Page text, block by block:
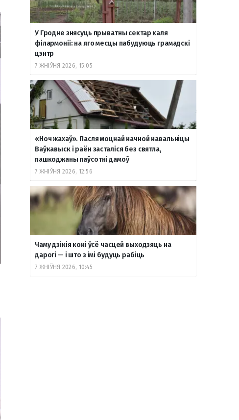
У Гродне знясуць прыватны сектар каля
філармоніі: на яго месцы пабудуюць грамадскі
цэнтр
7 ЖНІЎНЯ 2026, 15:05
«Ноч жахаў». Пасля моцнай начной навальніцы
Ваўкавыск і раён засталіся без святла,
пашкоджаны паўсотні дамоў
7 ЖНІЎНЯ 2026, 12:56
Чаму дзікія коні ўсё часцей выходзяць на
дарогі — і што з імі будуць рабіць
7 ЖНІЎНЯ 2026, 10:45